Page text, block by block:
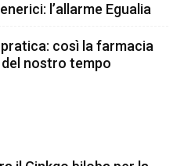
l’allarme Egualia
così la farmacia
nostro tempo